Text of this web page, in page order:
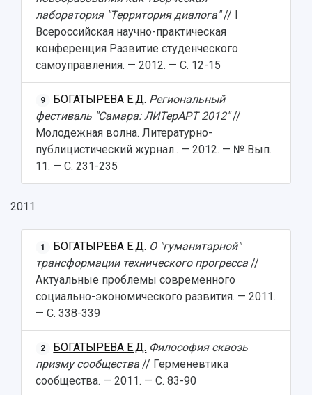
лаборатория "Территория диалога"// I
Всероссийская научно-практическая
конференция Развитие студенческого
самоуправления. — 2012. — С. 12-15
9 БОГАТЫРЕВА Е.Д. Региональный
фестиваль "Самара: ЛИТерАРТ 2012"//
Молодежная волна. Литературно-
публицистический журнал.. — 2012. — № Вып.
11. — С. 231-235
2011
1 БОГАТЫРЕВА Е.Д. О "гуманитарной"
трансформации технического прогресса //
Актуальные проблемы современного
социально-экономического развития. — 2011.
— С. 338-339
2 БОГАТЫРЕВА Е.Д. Философия сквозь
призму сообщества // Герменевтика
сообщества. — 2011. — С. 83-90